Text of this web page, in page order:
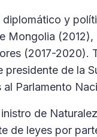
diplomático y
Mongolia
(2017-
de la
Parlamento
de
de leyes por